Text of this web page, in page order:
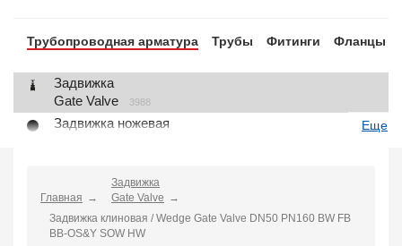
Трубопроводная арматура Трубы Фитинги Фланцы
Задвижка
Gate Valve
3988
Задвижка ножевая
Globe Valve
2191
Клапан регулирующий
Control Valve
2
Еще
Главная
Задвижка
Gate Valve
Задвижка клиновая / Wedge Gate Valve DN50 PN160 BW FB
BB-OS&Y SOW HW